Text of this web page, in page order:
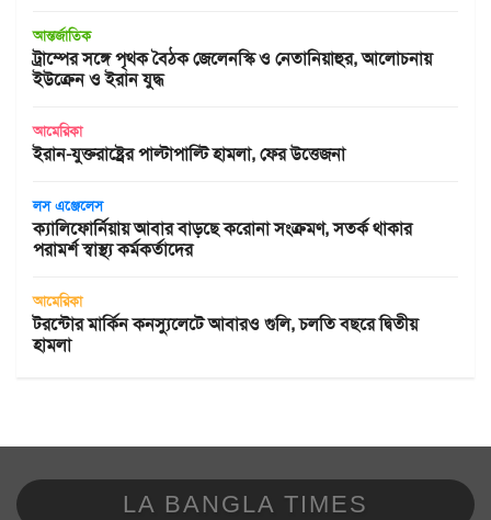
আন্তর্জাতিক
ট্রাম্পের সঙ্গে পৃথক বৈঠক জেলেনস্কি ও নেতানিয়াহুর, আলোচনায়
ইউক্রেন ও ইরান যুদ্ধ
আমেরিকা
ইরান-যুক্তরাষ্ট্রের পাল্টাপাল্টি হামলা, ফের উত্তেজনা
লস এঞ্জেলেস
ক্যালিফোর্নিয়ায় আবার বাড়ছে করোনা সংক্রমণ, সতর্ক থাকার
পরামর্শ স্বাস্থ্য কর্মকর্তাদের
আমেরিকা
টরন্টোর মার্কিন কনস্যুলেটে আবারও গুলি, চলতি বছরে দ্বিতীয়
হামলা
LA BANGLA TIMES